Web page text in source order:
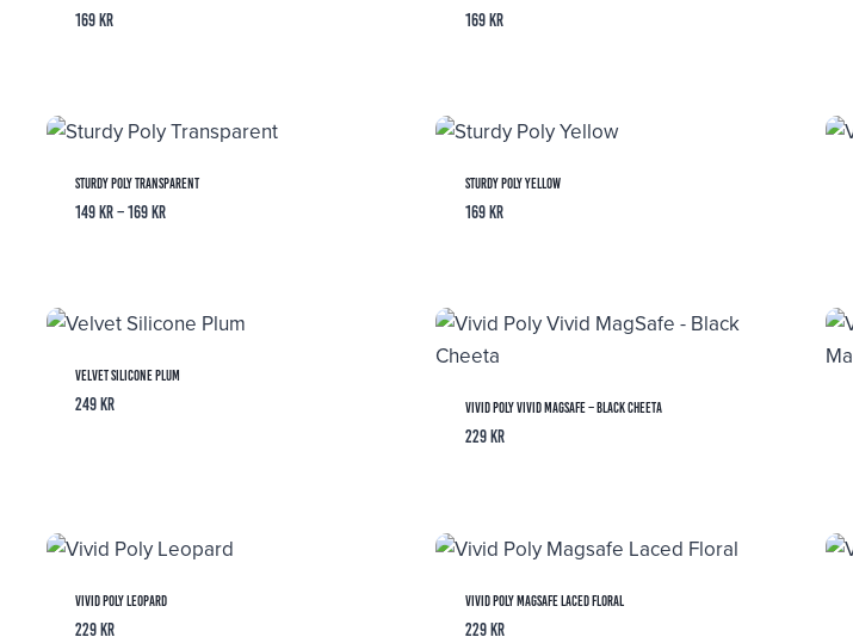
169kr 169kr
Sturdy Poly Transparent
149 kr–169 krPrisintervall:
Sturdy Poly Yellow
169 kr
Velvet Silicone Plum
249 kr Vivid Poly Vivid MagSafe – Black Cheeta
229 kr
Vivid Poly Leopard
229 kr
Vivid Poly Magsafe Laced Floral
229 kr